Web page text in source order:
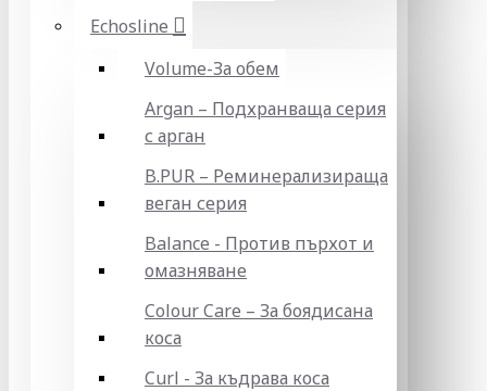
Echosline
Volume-За обем
Argan – Подхранваща серия
с арган
B.PUR – Реминерализираща
веган серия
Balance - Против пърхот и
омазняване
Colour Care – За боядисана
коса
Curl - За къдрава коса